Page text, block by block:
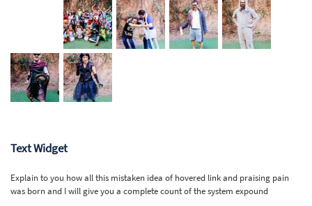
Text Widget
Explain to you how all this mistaken idea of hovered link and praising pain
was born and I will give you a complete count of the system expound